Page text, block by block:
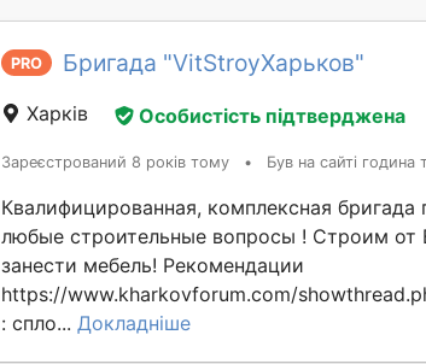
PRO Бригада "VitStroyХарьков"
Харків Особистість підтверджена
Зареєстрований 8 років тому • Був на сайті година
Квалифицированная, комплексная
любые строительные вопросы ! Строим от
занести мебель! Рекомендации
https://www.kharkovforum.com/
: спло... Докладніше